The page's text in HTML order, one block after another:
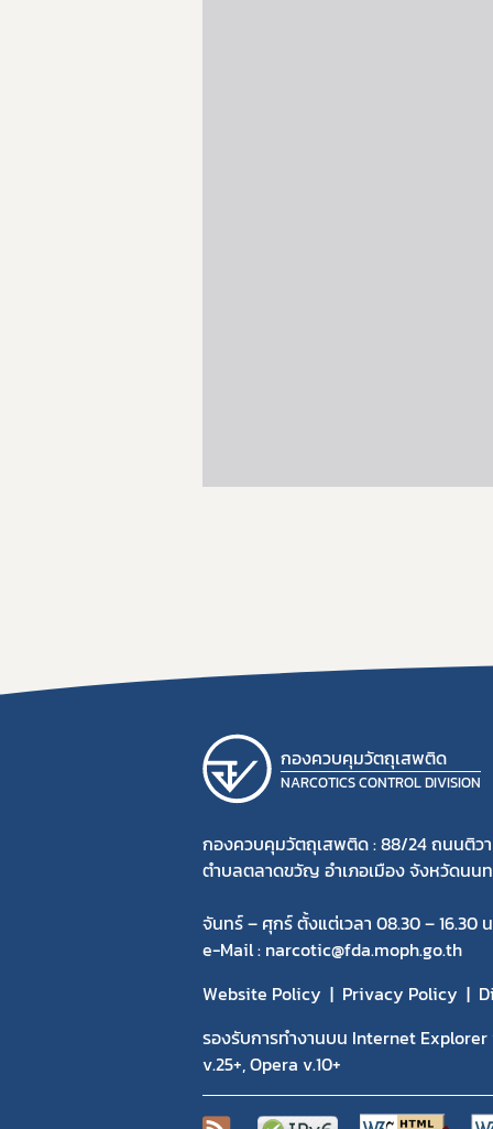
กองควบคุมวัตถุเสพติด
NARCOTICS CONTROL DIVISION
กองควบคุมวัตถุเสพติด : 88/24 ถนนติว
ตำบลตลาดขวัญ อำเภอเมือง จังหวัดนน
จันทร์ – ศุกร์ ตั้งแต่เวลา 08.30 – 16.30
e-Mail : narcotic@fda.moph.go.th
Website Policy
Privacy Policy
รองรับการทำงานบน Internet
v.25+, Opera v.10+